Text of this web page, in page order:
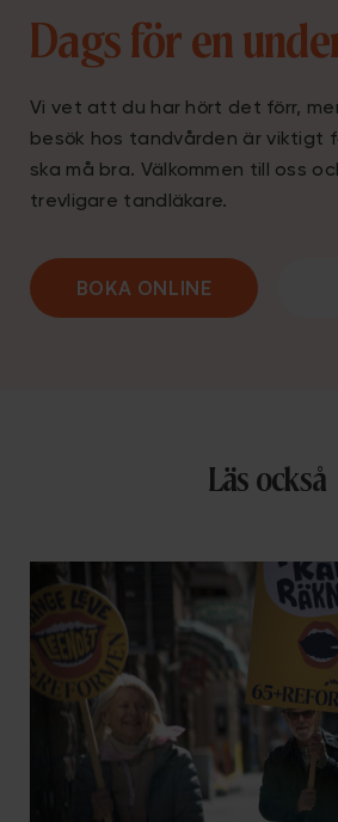
Dags för en
Vi vet att du har hört det förr,
besök hos tandvården är viktigt
ska må bra. Välkommen till oss
trevligare tandläkare.
BOKA ONLINE
Läs också